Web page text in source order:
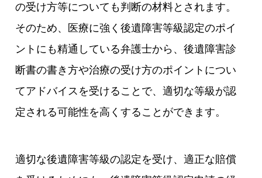
の受け方等についても判断の材料とされます。
そのため、医療に強く後遺障害等級認定のポイ
ントにも精通している弁護士から、後遺障害診
断書の書き方や治療の受け方のポイントについ
てアドバイスを受けることで、適切な等級が認
定される可能性を高くすることができます。
適切な後遺障害等級の認定を受け、適正な賠償